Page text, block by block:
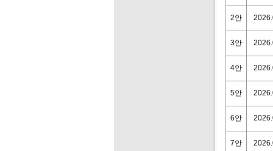
2안
3안
4안
5안
6안
7안